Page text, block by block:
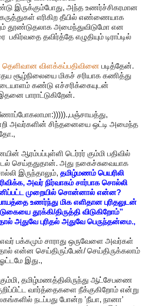
இருக்கும்போது, அந்த உணர்ச்சிகரமான
எரிகிற தீயில் எண்ணையாக
தூண்டுதலாக அமைந்துவிடுமோ என
தவிர்த்தே எழுதியும் டிராப்டில்
தெளிவான விளக்கப்பதிவினை படித்தேன்.
சூழ்நிலையை மிகச் சரியாக கணித்து
கண்டு எச்சரிக்கையுடன்
பாராட்டுகிறேன்.
அவர்களின் சிந்தனையை ஒட்டி அமைந்த
ஆரம்பப்புள்ளி டெர்ரர் கும்மி பதிவில்
செய்ததுதான். அது நகைச்சுவையாக
இருந்தாலும், தமிழ்மணம் பெயரிலி
அவர் நிர்வாகம் சார்பாக சொல்லி
முறையில் சொன்னால் என்ன?
உணர்ந்து மிக எளிதான புரிதலுடன்
தூக்கி/திருத்தி விடுகிறோம்”
அதுவே புரிதல் அதுவே பெருந்தன்மை.,
பக்கமும் சாராது ஒருவேளை அவர்கள்
என்ன செய்திருப்பேன்/ செய்திருக்கலாம்
இது.,
கும்மி, தமிழ்மணத்திலிருந்து ஆட்சேபணை
வார்த்தைகளை நீக்குகிறோம் என்று
நடப்பது போன்ற ’நீயா, நானா’